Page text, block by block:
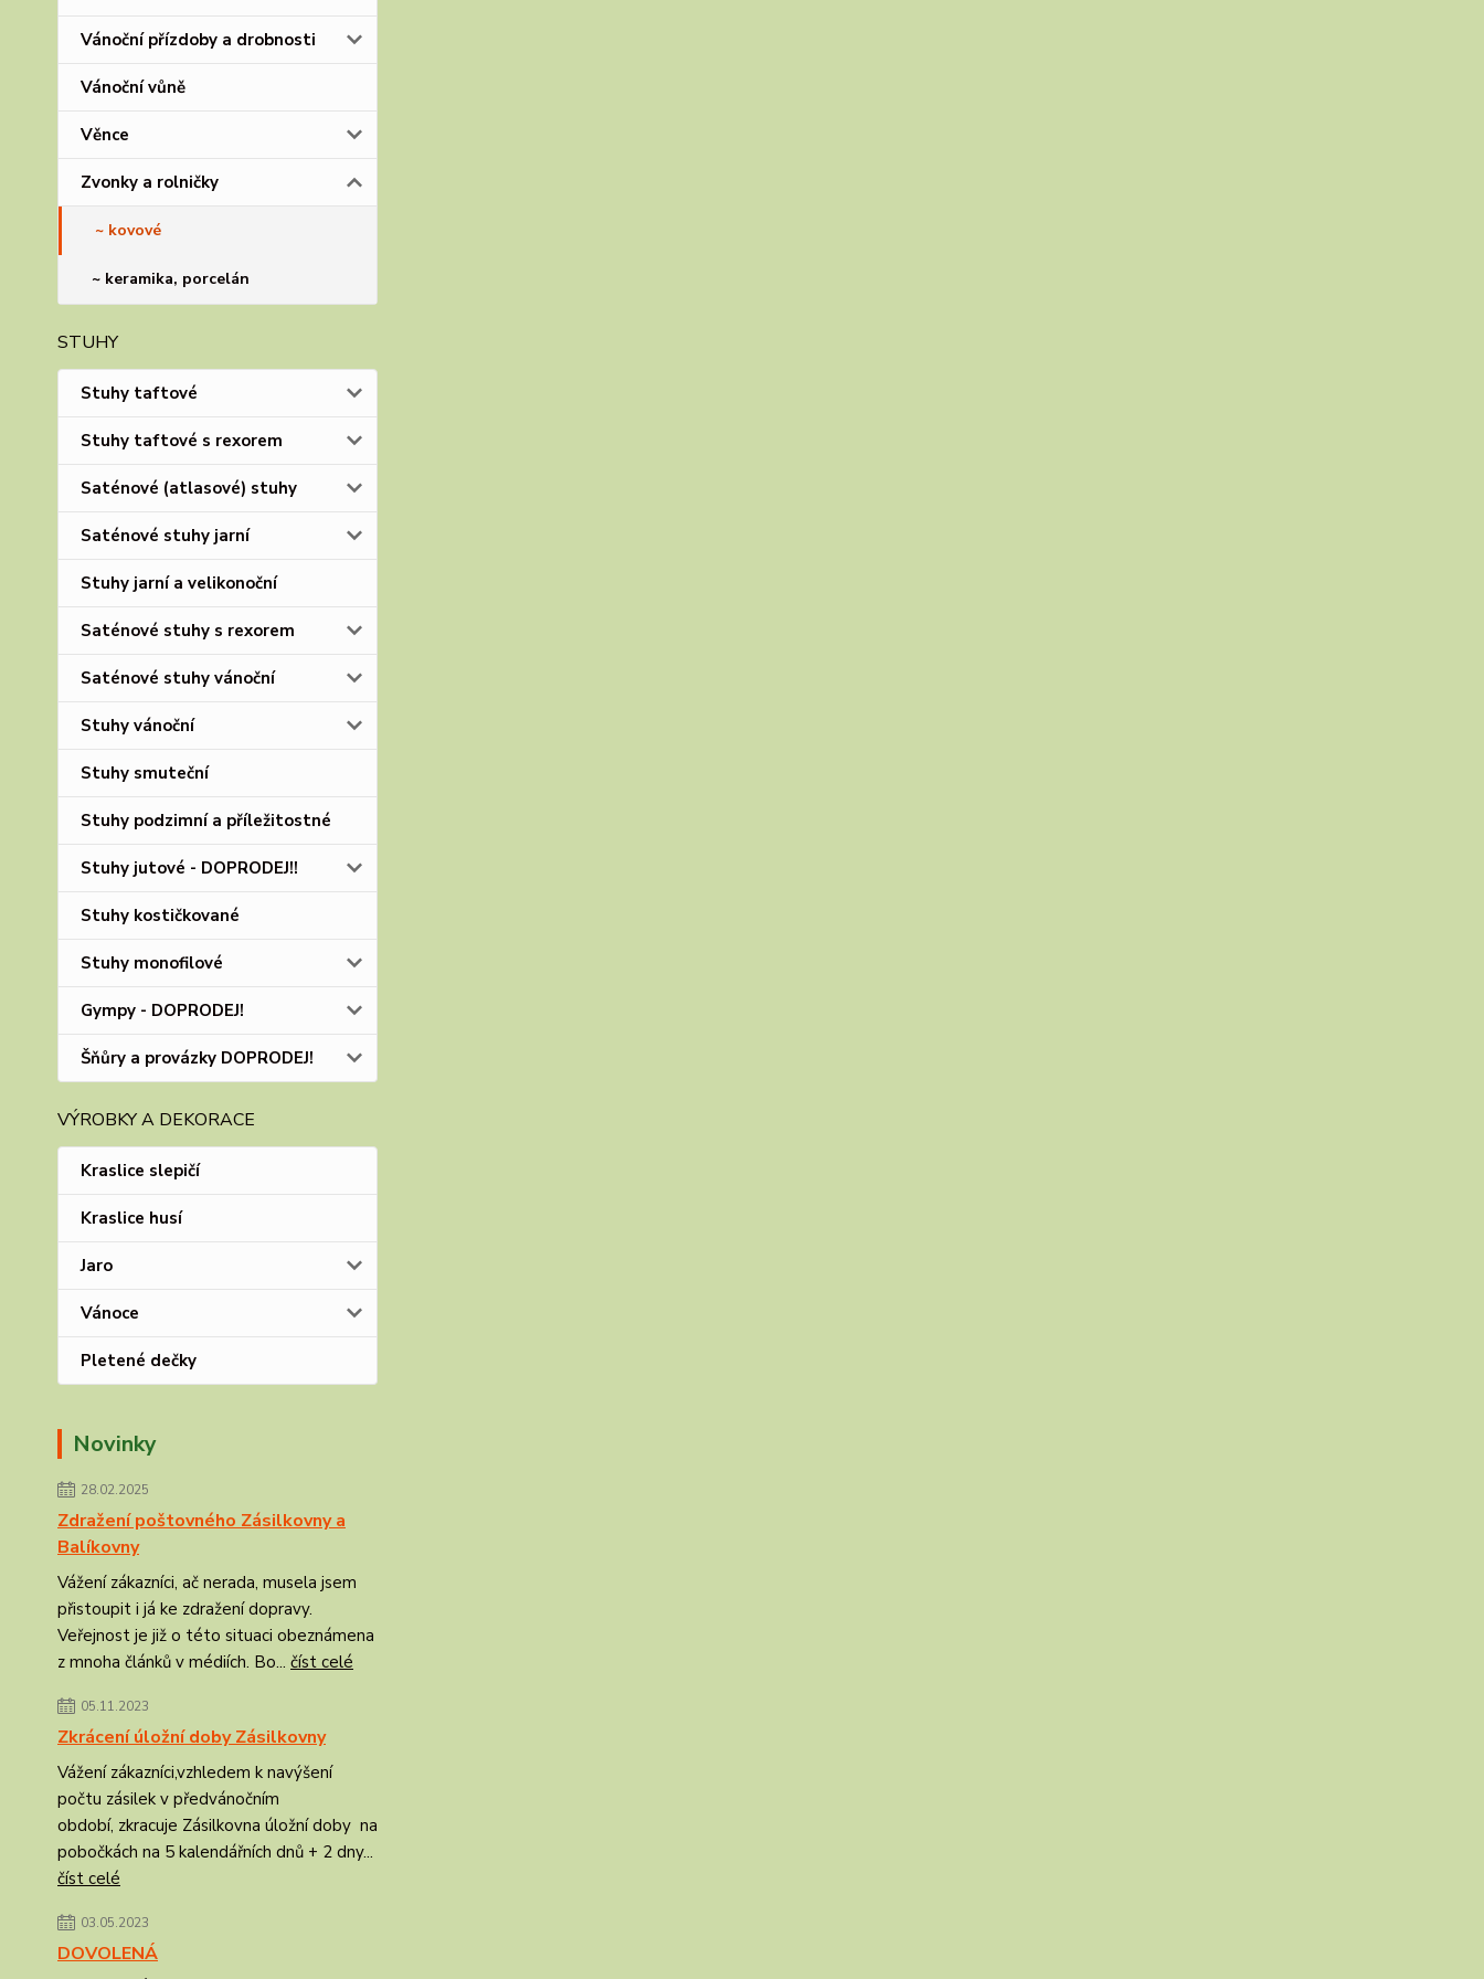
Vánoční přízdoby a drobnosti
Vánoční vůně
Věnce
Zvonky a rolničky
~ kovové
~ keramika, porcelán
STUHY
Stuhy taftové
Stuhy taftové s rexorem
Saténové (atlasové) stuhy
Saténové stuhy jarní
Stuhy jarní a velikonoční
Saténové stuhy s rexorem
Saténové stuhy vánoční
Stuhy vánoční
Stuhy smuteční
Stuhy podzimní a příležitostné
Stuhy jutové - DOPRODEJ!!
Stuhy kostičkované
Stuhy monofilové
Gympy - DOPRODEJ!
Šňůry a provázky DOPRODEJ!
VÝROBKY A DEKORACE
Kraslice slepičí
Kraslice husí
Jaro
Vánoce
Pletené dečky
Novinky
28.02.2025
Zdražení poštovného Zásilkovny a
Balíkovny
Vážení zákazníci, ač nerada, musela jsem
přistoupit i já ke zdražení dopravy.
Veřejnost je již o této situaci obeznámena
z mnoha článků v médiích. Bo... číst celé
05.11.2023
Zkrácení úložní doby Zásilkovny
Vážení zákazníci,vzhledem k navýšení
počtu zásilek v předvánočním
období, zkracuje Zásilkovna úložní doby na
pobočkách na 5 kalendářních dnů + 2 dny...
číst celé
03.05.2023
DOVOLENÁ